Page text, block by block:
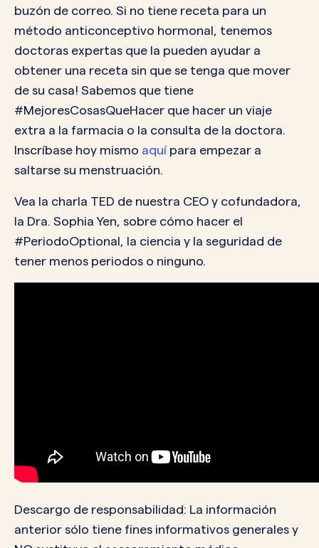
buzón de correo. Si no tiene receta para un
método anticonceptivo hormonal, tenemos
doctoras expertas que la pueden ayudar a
obtener una receta sin que se tenga que mover
de su casa! Sabemos que tiene
#MejoresCosasQueHacer que hacer un viaje
extra a la farmacia o la consulta de la doctora.
Inscríbase hoy mismo aquí para empezar a
saltarse su menstruación.
Vea la charla TED de nuestra CEO y cofundadora,
la Dra. Sophia Yen, sobre cómo hacer el
#PeriodoOptional, la ciencia y la seguridad de
tener menos periodos o ninguno.
Descargo de responsabilidad: La información
anterior sólo tiene fines informativos generales y